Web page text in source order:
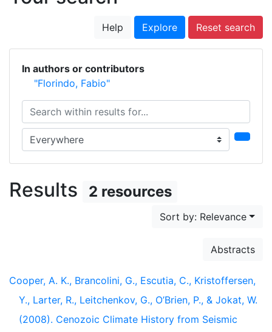
Help Explore Reset search
In authors or contributors
"Florindo, Fabio"
Search within results for...
Search in...
Results 2 resources
Sort by: Relevance
Abstracts
Cooper, A. K., Brancolini, G., Escutia, C., Kristoffersen,
Y., Larter, R., Leitchenkov, G., O’Brien, P., & Jokat, W.
(2008). Cenozoic Climate History from Seismic